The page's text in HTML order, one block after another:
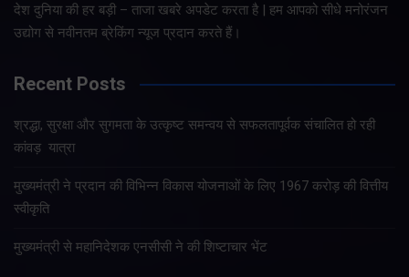
देश दुनिया की हर बड़ी – ताजा खबरे अपडेट करता है | हम आपको सीधे मनोरंजन
उद्योग से नवीनतम ब्रेकिंग न्यूज प्रदान करते हैं।
Recent Posts
श्रद्धा, सुरक्षा और सुगमता के उत्कृष्ट समन्वय से सफलतापूर्वक संचालित हो रही
कांवड़ यात्रा
मुख्यमंत्री ने प्रदान की विभिन्न विकास योजनाओं के लिए 1967 करोड़ की वित्तीय
स्वीकृति
मुख्यमंत्री से महानिदेशक एनसीसी ने की शिष्टाचार भेंट